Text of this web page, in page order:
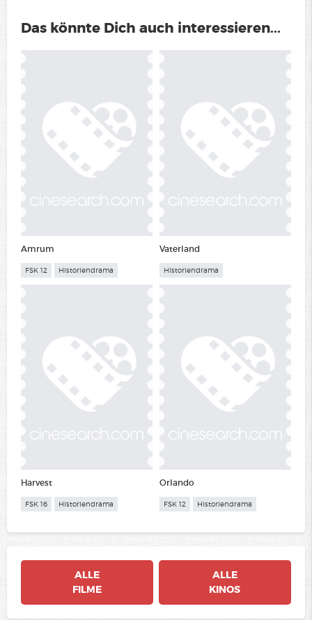
Das könnte Dich auch interessieren...
Amrum
FSK 12 Historiendrama
Vaterland
Historiendrama
Harvest
FSK 16 Historiendrama
Orlando
FSK 12 Historiendrama
ALLE
FILME
ALLE
KINOS